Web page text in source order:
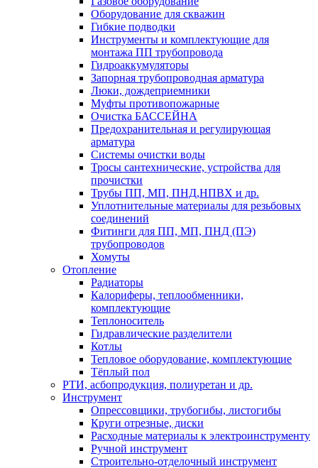
Оборудование для скважин
Гибкие подводки
Инструменты и комплектующие для
монтажа ПП трубопровода
Гидроаккумуляторы
Запорная трубопроводная арматура
Люки, дождеприемники
Муфты противопожарные
Очистка БАССЕЙНА
Предохранительная и регулирующая
арматура
Системы очистки воды
Тросы сантехнические, устройства для
прочистки
Трубы ПП, МП, ПНД,НПВХ и др.
Уплотнительные материалы для резьбовых
соединений
Фитинги для ПП, МП, ПНД (ПЭ)
трубопроводов
Хомуты
Отопление
Радиаторы
Калориферы, теплообменники,
комплектующие
Теплоноситель
Гидравлические разделители
Котлы
Тепловое оборудование, комплектующие
Тёплый пол
РТИ, асбопродукция, полиуретан и др.
Инструмент
Опрессовщики, трубогибы, листогибы
Круги отрезные, диски
Расходные материалы к электроинструменту
Ручной инструмент
Строительно-отделочный инструмент